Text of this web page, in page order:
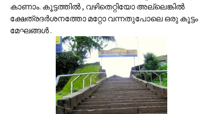
കാണാം. കൂട്ടത്തില്‍ , വഴിതെറ്റിയോ അല്ലെങ്കില്‍
ക്ഷേത്രദര്‍ശനത്തോ മറ്റോ വന്നതുപോലെ ഒരു കൂട്ടം
മേഘങ്ങള്‍ ‍.